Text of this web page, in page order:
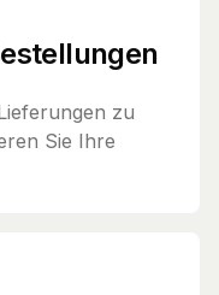
zu
Sie Ihre